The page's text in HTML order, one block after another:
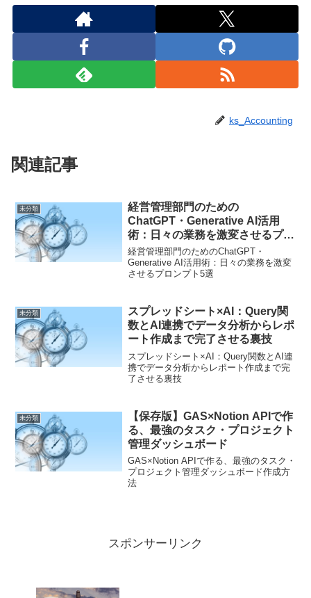
ks_Accounting
関連記事
未分類
経営管理部門のための
ChatGPT・Generative AI活用
術：日々の業務を激変させるプロ
ンプト5選
経営管理部門のためのChatGPT・
Generative AI活用術：日々の業務を激変
させるプロンプト5選
未分類
スプレッドシート×AI：Query関
数とAI連携でデータ分析からレポ
ート作成まで完了させる裏技
スプレッドシート×AI：Query関数とAI連
携でデータ分析からレポート作成まで完
了させる裏技
未分類
【保存版】GAS×Notion APIで作
る、最強のタスク・プロジェクト
管理ダッシュボード
GAS×Notion APIで作る、最強のタスク・
プロジェクト管理ダッシュボード作成方
法
スポンサーリンク